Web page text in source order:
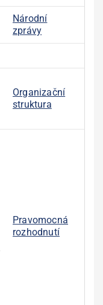
Národní
zprávy
Organizační
struktura
Pravomocná
rozhodnutí